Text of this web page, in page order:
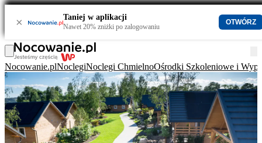
× Taniej w aplikacji
Nawet 20% zniżki po zalogowaniu
OTWÓRZ
Nocowanie.plNoclegiNoclegi ChmielnoOśrodki Szkoleniowe i